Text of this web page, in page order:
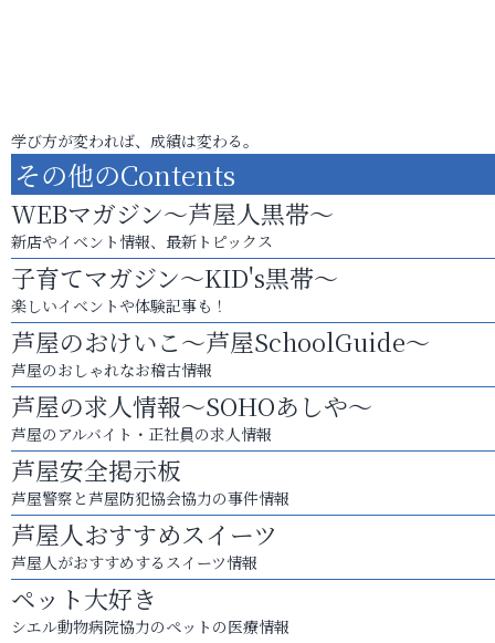
学び方が変われば、成績は変わる。
その他のContents
WEBマガジン～芦屋人黒帯～
新店やイベント情報、最新トピックス
子育てマガジン～KID's黒帯～
楽しいイベントや体験記事も！
芦屋のおけいこ～芦屋SchoolGuide～
芦屋のおしゃれなお稽古情報
芦屋の求人情報～SOHOあしや～
芦屋のアルバイト・正社員の求人情報
芦屋安全掲示板
芦屋警察と芦屋防犯協会協力の事件情報
芦屋人おすすめスイーツ
芦屋人がおすすめするスイーツ情報
ペット大好き
シエル動物病院協力のペットの医療情報